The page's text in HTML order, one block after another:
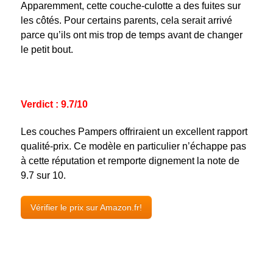
Apparemment, cette couche-culotte a des fuites sur
les côtés. Pour certains parents, cela serait arrivé
parce qu’ils ont mis trop de temps avant de changer
le petit bout.
Verdict : 9.7/10
Les couches Pampers offriraient un excellent rapport
qualité-prix. Ce modèle en particulier n’échappe pas
à cette réputation et remporte dignement la note de
9.7 sur 10.
Vérifier le prix sur Amazon.fr!